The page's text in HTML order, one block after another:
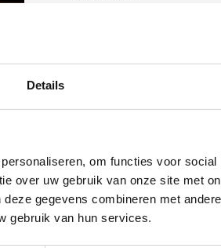
Details
om functies voor social
over uw gebruik van onze site met
gegevens combineren met
gebruik van hun services.
Merk
Geadviseerd